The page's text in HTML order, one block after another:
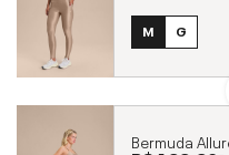
M G
Bermuda